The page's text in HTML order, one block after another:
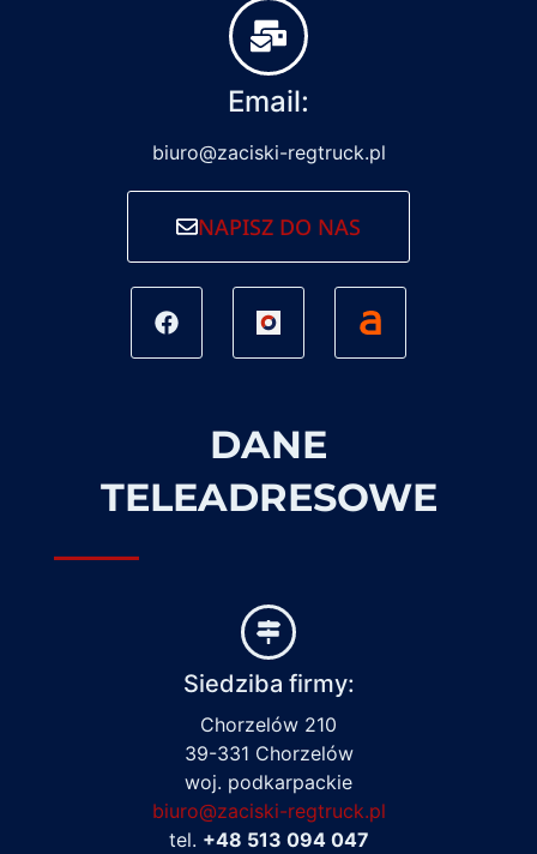
Email:
biuro@zaciski-regtruck.pl
NAPISZ DO NAS
DANE
TELEADRESOWE
Siedziba firmy:
Chorzelów 210
39-331 Chorzelów
woj. podkarpackie
biuro@zaciski-regtruck.pl
tel. +48 513 094 047